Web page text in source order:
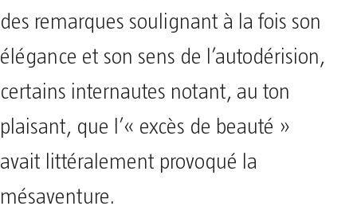
des remarques soulignant à la fois son
élégance et son sens de l’autodérision,
certains internautes notant, au ton
plaisant, que l’« excès de beauté »
avait littéralement provoqué la
mésaventure.